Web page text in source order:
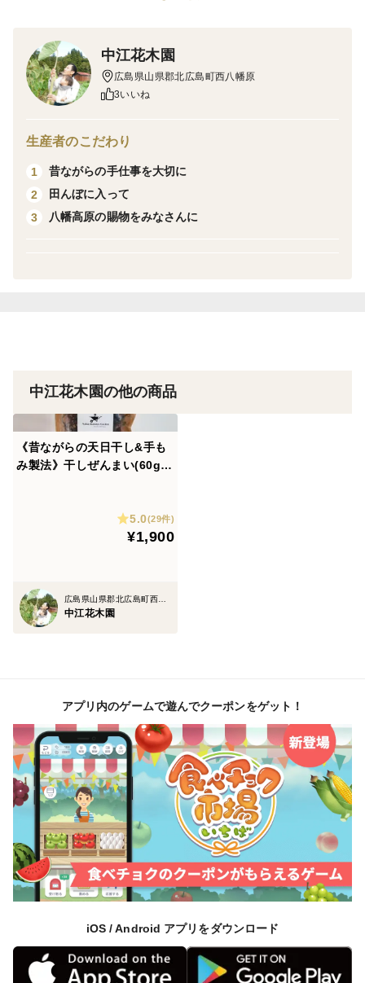
中江花木園
広島県山県郡北広島町西八幡原
3いいね
生産者のこだわり
1
昔ながらの手仕事を大切に
2
田んぼに入って
3
八幡高原の賜物をみなさんに
中江花木園の他の商品
《昔ながらの天日干し&手も
み製法》干しぜんまい(60g)
5.0(29件)
¥1,900
中江花木園
アプリ内のゲームで遊んでクーポンをゲット！
iOS / Android アプリをダウンロード